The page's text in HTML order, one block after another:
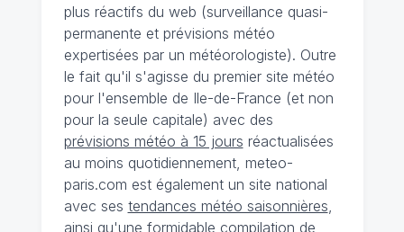
plus réactifs du web (surveillance quasi-
permanente et prévisions météo
expertisées par un météorologiste). Outre
le fait qu'il s'agisse du premier site météo
pour l'ensemble de Ile-de-France (et non
pour la seule capitale) avec des
prévisions météo à 15 jours réactualisées
au moins quotidiennement, meteo-
paris.com est également un site national
avec ses tendances météo saisonnières,
ainsi qu'une formidable compilation de